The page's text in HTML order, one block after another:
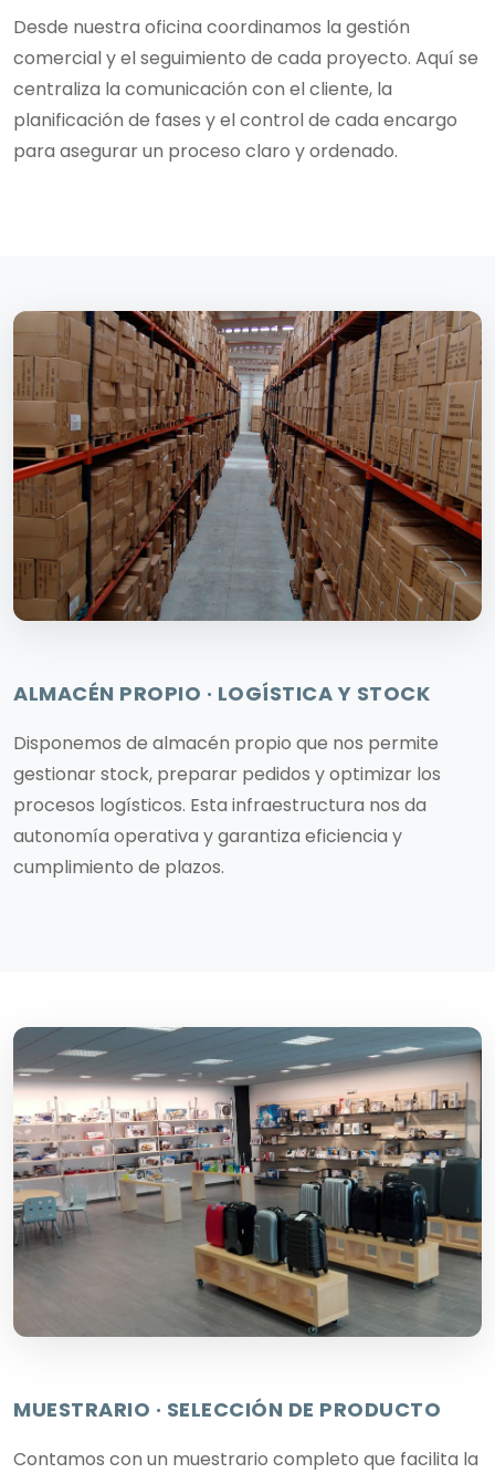
Desde nuestra oficina coordinamos la gestión
comercial y el seguimiento de cada proyecto. Aquí se
centraliza la comunicación con el cliente, la
planificación de fases y el control de cada encargo
para asegurar un proceso claro y ordenado.
ALMACÉN PROPIO · LOGÍSTICA Y STOCK
Disponemos de almacén propio que nos permite
gestionar stock, preparar pedidos y optimizar los
procesos logísticos. Esta infraestructura nos da
autonomía operativa y garantiza eficiencia y
cumplimiento de plazos.
MUESTRARIO · SELECCIÓN DE PRODUCTO
Contamos con un muestrario completo que facilita la